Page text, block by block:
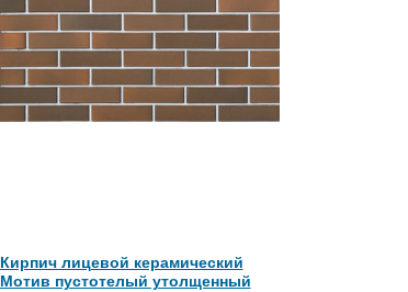
Кирпич лицевой керамический
Мотив пустотелый утолщенный